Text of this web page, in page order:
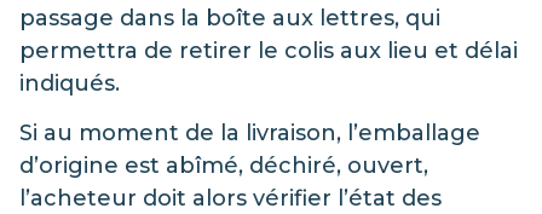
passage dans la boîte aux lettres, qui
permettra de retirer le colis aux lieu et délai
indiqués.
Si au moment de la livraison, l’emballage
d’origine est abîmé, déchiré, ouvert,
l’acheteur doit alors vérifier l’état des